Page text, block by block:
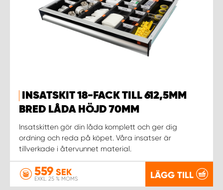
INSATSKIT 18-FACK TILL 612,5MM
BRED LÅDA HÖJD 70MM
Insatskitten gör din låda komplett och ger dig
ordning och reda på köpet. Våra insatser är
tillverkade i återvunnet material.
559 SEK
EXKL. 25 % MOMS LÄGG TILL